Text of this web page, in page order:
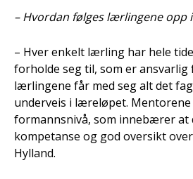
– Hvordan følges lærlingene opp
– Hver enkelt lærling har hele
forholde seg til, som er ansvarlig
lærlingene får med seg alt det
underveis i læreløpet.
formannsnivå, som innebærer at
kompetanse og god oversikt
Hylland.